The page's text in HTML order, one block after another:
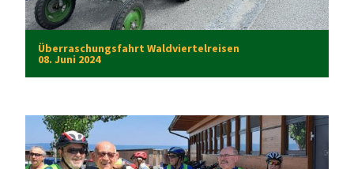
ÜberraschungsfahrtWaldviertelreisen
08. Juni 2024